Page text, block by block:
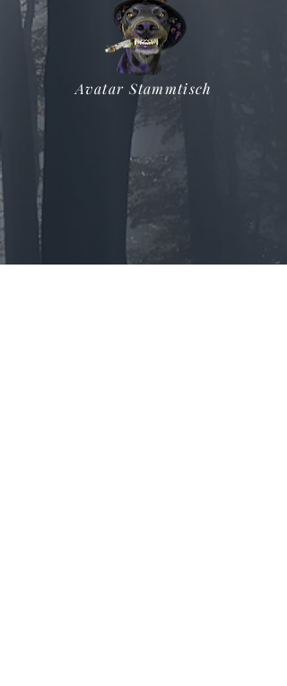
Avatar Stammtisch